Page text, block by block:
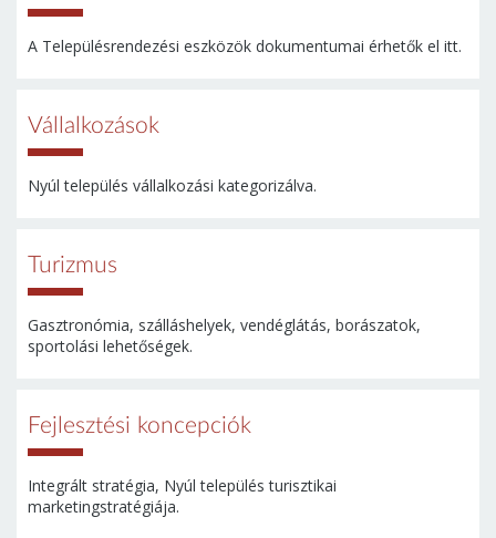
A Településrendezési eszközök dokumentumai érhetők el itt.
Vállalkozások
Nyúl település vállalkozási kategorizálva.
Turizmus
Gasztronómia, szálláshelyek, vendéglátás, borászatok,
sportolási lehetőségek.
Fejlesztési koncepciók
Integrált stratégia, Nyúl település turisztikai
marketingstratégiája.